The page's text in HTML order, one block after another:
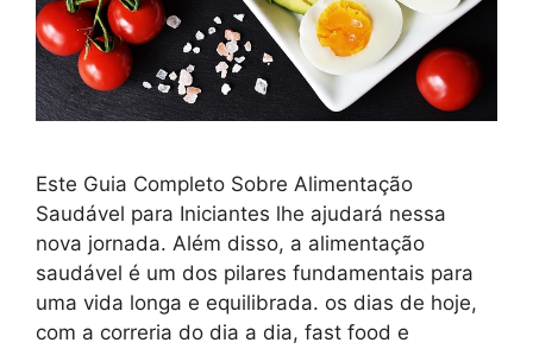
Este Guia Completo Sobre Alimentação
Saudável para Iniciantes lhe ajudará nessa
nova jornada. Além disso, a alimentação
saudável é um dos pilares fundamentais para
uma vida longa e equilibrada. os dias de hoje,
com a correria do dia a dia, fast food e